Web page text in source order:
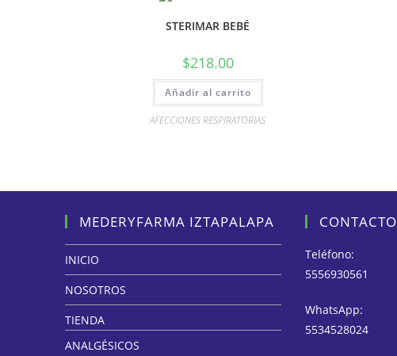
STERIMAR BEBÉ
$218.00
Añadir al carrito
AFECCIONES RESPIRATORIAS
MEDERYFARMA IZTAPALAPA
INICIO
NOSOTROS
TIENDA
ANALGÉSICOS
CONTACTO
Teléfono:
5556930561
WhatsApp:
5534528024